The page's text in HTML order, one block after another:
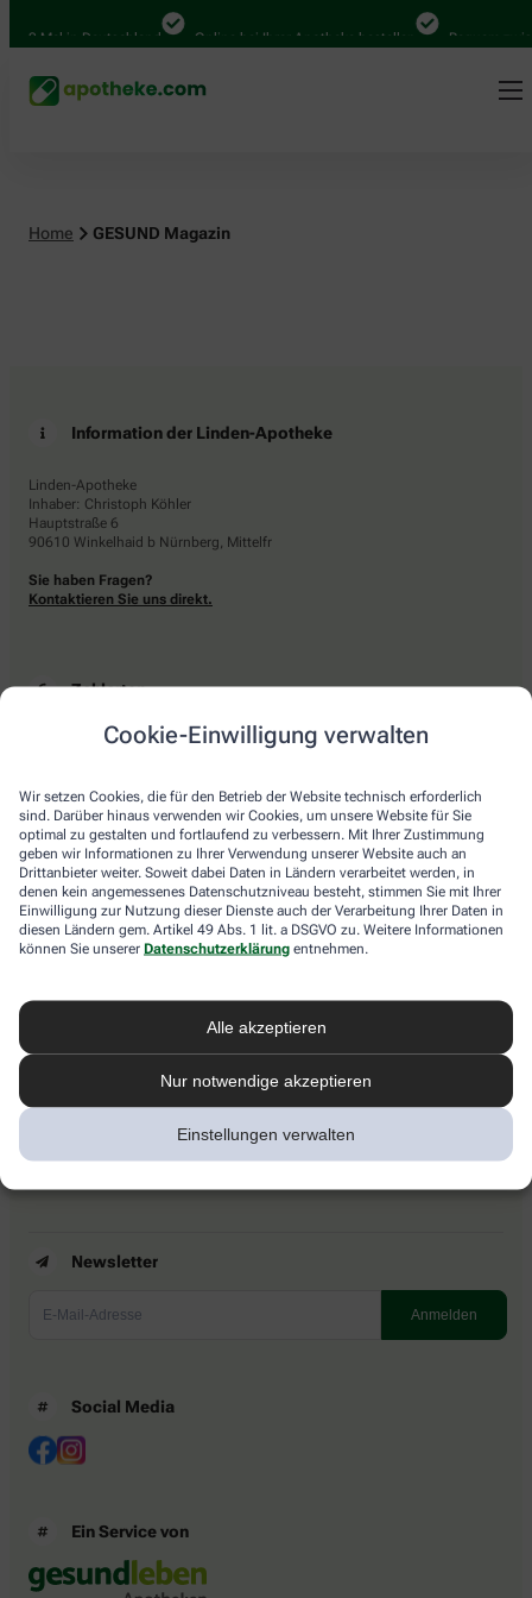
Cookie-Einwilligung verwalten
Wir setzen Cookies, die für den Betrieb der Website technisch erforderlich
sind. Darüber hinaus verwenden wir Cookies, um unsere Website für Sie
optimal zu gestalten und fortlaufend zu verbessern. Mit Ihrer Zustimmung
geben wir Informationen zu Ihrer Verwendung unserer Website auch an
Drittanbieter weiter. Soweit dabei Daten in Ländern verarbeitet werden, in
denen kein angemessenes Datenschutzniveau besteht, stimmen Sie mit Ihrer
Einwilligung zur Nutzung dieser Dienste auch der Verarbeitung Ihrer Daten in
diesen Ländern gem. Artikel 49 Abs. 1 lit. a DSGVO zu. Weitere Informationen
können Sie unserer Datenschutzerklärung entnehmen.
Alle akzeptieren
Nur notwendige akzeptieren
Einstellungen verwalten
Mal in Deutschland Online bei Ihrer Apotheke bestellen Bequem
Home GESUND Magazin
Information der Linden-Apotheke
Linden-Apotheke
Inhaber: Christoph Köhler
Hauptstraße 6
90610 Winkelhaid b Nürnberg, Mittelfr
Sie haben Fragen?
Kontaktieren Sie uns direkt.
Zahlarten
Bar oder mit einer anderen akzeptierten Zahlungsart Ihrer Apotheke vor Ort.
Lieferarten
Abholung in der Apotheke
Botendienstlieferung
apotheke.com Informationen
Newsletter
Barrierefreiheitserklärung
Newsletter
Social Media
Ein Service von